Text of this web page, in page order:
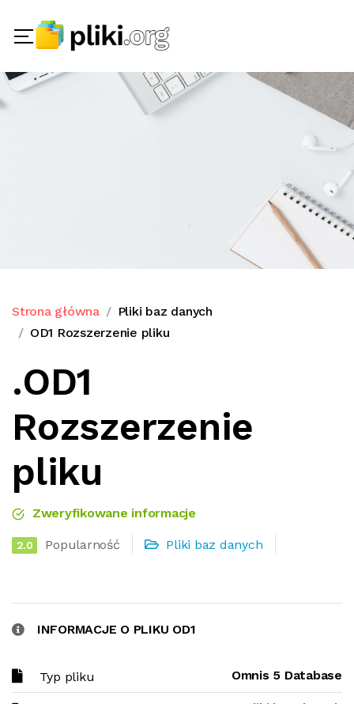
Strona główna
Pliki baz danych
OD1 Rozszerzenie pliku
.OD1
Rozszerzenie
pliku
Zweryfikowane informacje
2.0 Popularność Pliki baz danych
INFORMACJE O PLIKU OD1
Typ pliku Omnis 5 Database